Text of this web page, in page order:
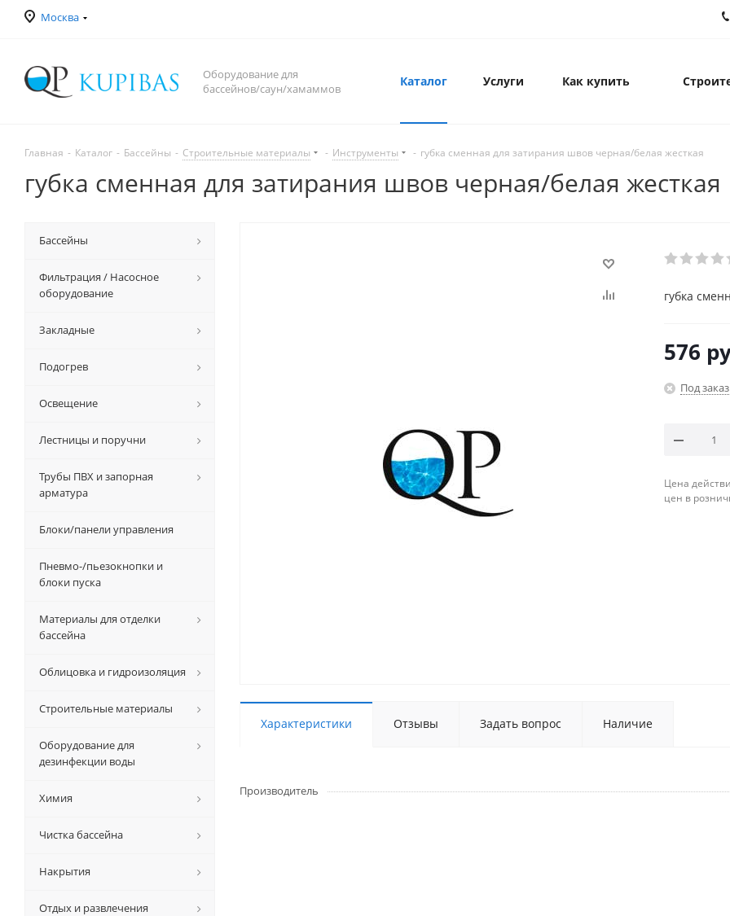
Москва
Оборудование для
бассейнов/саун/хамаммов
Каталог Услуги Как купить
Главная - Каталог - Бассейны - Строительные материалы - Инструменты - губка сменная для затирания швов черная/белая жесткая
губка сменная для затирания швов черная/белая жесткая
губка
576
Под заказ
Цена
цен в
Характеристики Отзывы Задать вопрос Наличие
Производитель
Бассейны
Фильтрация / Насосное
оборудование
Закладные
Подогрев
Освещение
Лестницы и поручни
Трубы ПВХ и запорная
арматура
Блоки/панели управления
Пневмо-/пьезокнопки и
блоки пуска
Материалы для отделки
бассейна
Облицовка и гидроизоляция
Строительные материалы
Оборудование для
дезинфекции воды
Химия
Чистка бассейна
Накрытия
Отдых и развлечения